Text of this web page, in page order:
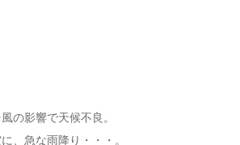
の影響で天候不良。
、急な雨降り・・・。